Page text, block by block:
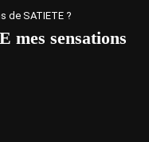
de SATIETE ?
mes sensations